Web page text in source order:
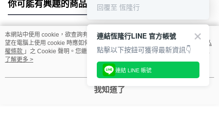
你可能有興趣的商品 全站排行
熱門標籤
本網站中使用 cookie，欲查詢有關本網站使用 cookie 方式之詳情，及若您不希
望在電腦上使用 cookie 時應如何變更電腦的 cookie 設定，請參閱本網站「
隱私
權條款 」之 Cookie 聲明。您繼續使用本網站即表示您同意本公司得按本網站使
用條款之 Cookie 聲明使用 cookie。
了解更多 >
我知道了
回覆至 恆隆行
連結恆隆行LINE 官方帳號
點擊以下按鈕可獲得最新資訊👇
連結 LINE 帳號